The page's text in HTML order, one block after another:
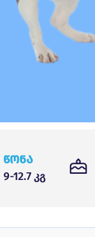
წონა
9-12.7 კგ